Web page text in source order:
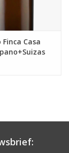
Casa